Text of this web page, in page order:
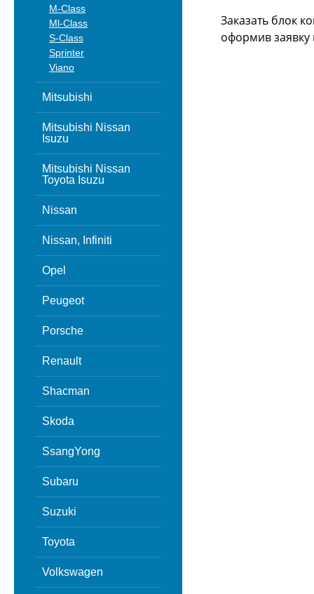
M-Class
Ml-Class
S-Class
Sprinter
Viano
Mitsubishi
Mitsubishi Nissan
Isuzu
Mitsubishi Nissan
Toyota Isuzu
Nissan
Nissan, Infiniti
Opel
Peugeot
Porsche
Renault
Shacman
Skoda
SsangYong
Subaru
Suzuki
Toyota
Volkswagen
Заказать блок
оформив заявку